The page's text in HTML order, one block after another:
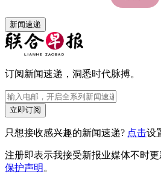
新闻速递
订阅新闻速递，洞悉时代脉搏。
立即订阅
只想接收感兴趣的新闻速递? 点击设
注册即表示我接受新报业媒体不时更
保护声明 。